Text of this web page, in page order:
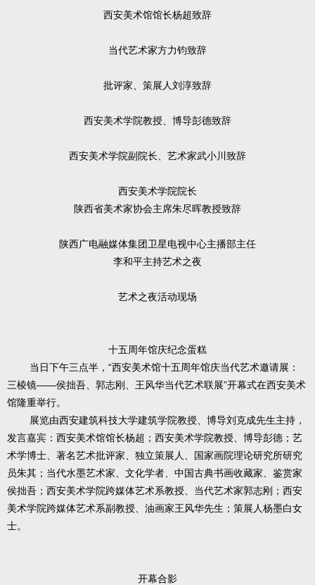
西安美术馆馆长杨超致辞
当代艺术家方力钧致辞
批评家、策展人刘淳致辞
西安美术学院教授、博导彭德致辞
西安美术学院副院长、艺术家武小川致辞
西安美术学院院长
陕西省美术家协会主席朱尽晖教授致辞
陕西广电融媒体集团卫星电视中心主播部主任
李和平主持艺术之夜
艺术之夜活动现场
十五周年馆庆纪念蛋糕
当日下午三点半，“西安美术馆十五周年馆庆当代艺术邀请展：
三棱镜——侯拙吾、郭志刚、王风华当代艺术联展”开幕式在西安美术
馆隆重举行。
展览由西安建筑科技大学建筑学院教授、博导刘克成先生主持，
发言嘉宾：西安美术馆馆长杨超；西安美术学院教授、博导彭德；艺
术学博士、著名艺术批评家、独立策展人、国家画院理论研究所研究
员朱其；当代水墨艺术家、文化学者、中国古典书画收藏家、鉴赏家
侯拙吾；西安美术学院跨媒体艺术系教授、当代艺术家郭志刚；西安
美术学院跨媒体艺术系副教授、油画家王风华先生；策展人杨墨白女
士。
开幕合影